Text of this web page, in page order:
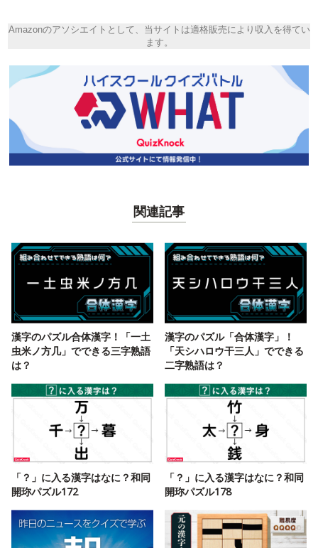
Amazonのアソシエイトとして、当サイトは適格販売により収入を得てい
ます。
関連記事
漢字のパズル合体漢字！「一土
虫米ノ方几」でできる三字熟語
は？
漢字のパズル「合体漢字」！
「天シハロウ干三人」でできる
二字熟語は？
「？」に入る漢字はなに？和同
開珎パズル172
「？」に入る漢字はなに？和同
開珎パズル178